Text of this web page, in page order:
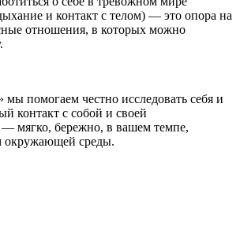
и контакт с телом) — это опора на
отношения, в которых можно
помогаем честно исследовать себя и
контакт с собой и своей
— мягко, бережно, в вашем темпе,
окружающей среды.